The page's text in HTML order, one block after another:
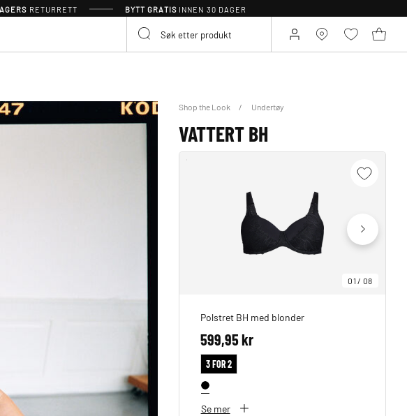
RETURRETT BYTT GRATISINNEN 30 DAGER
Shop the Look Undertøy
VATTERT BH
01/ 08
Polstret BH med blonder
599,95 kr
3 FOR 2
Se mer